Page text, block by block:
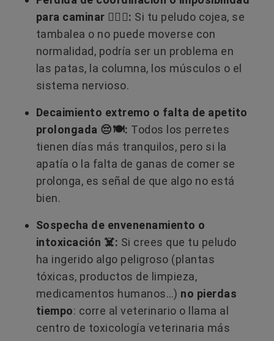
para caminar 🚶‍♂️❌: Si tu peludo cojea, se
tambalea o no puede moverse con
normalidad, podría ser un problema en
las patas, la columna, los músculos o el
sistema nervioso.
Decaimiento extremo o falta de apetito
prolongada 😔🍽️: Todos los perretes
tienen días más tranquilos, pero si la
apatía o la falta de ganas de comer se
prolonga, es señal de que algo no está
bien.
Sospecha de envenenamiento o
intoxicación ☠️: Si crees que tu peludo
ha ingerido algo peligroso (plantas
tóxicas, productos de limpieza,
medicamentos humanos…) no pierdas
tiempo: corre al veterinario o llama al
centro de toxicología veterinaria más